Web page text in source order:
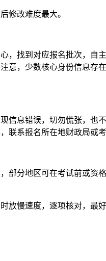
修改难度最大。
，找到对应报名批次，自
意，少数核心身份信息存
信息错误，切勿慌张，也
系报名所在地财政局或
分地区可在考试前或资
放慢速度，逐项核对，最